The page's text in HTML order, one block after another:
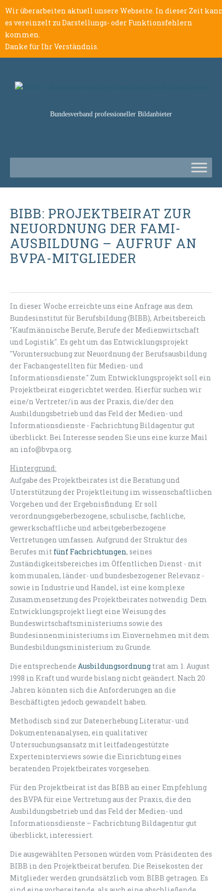
Wir überarbeiten aktuell unsere Webseite. In dieser Zeit
es vereinzelt zu Darstellungs- oder Funktionsfehlern
kommen.
Danke für Ihr Verständnis.
Bundesverband professioneller Bildanbieter
BIBB: PROJEKTBEIRAT ZUR
NEUORDNUNG DER FAMI-
AUSBILDUNG – AUFRUF AN
BVPA-MITGLIEDER
In dieser Woche erreichte uns eine Anfrage aus dem
Bundesinstitut für Berufsbildung (BIBB), Arbeitsbereich
"Kaufmännische Berufe, Berufe der Medienwirtschaft
und Logistik". Es geht um das Entwicklungsprojekt
"Voruntersuchung zur Neuordnung der Berufsausbildung
der Fachangestellten für Medien- und
Informationsdienste." Zum Entwicklungsprojekt soll ein
Projektbeirat eingerichtet werden. Hierfür suchen wir
eine/n Vertreter/in aus der Praxis, die/der den
Ausbildungsbetrieb und das Feld der Medien- und
Informationsdienste - Fachrichtung Bildagentur gut
überblickt. Bei Interesse senden Sie uns eine kurze Mail
an info@bvpa.org.
Hintergrund:
Aufgabe des Projektbeirates ist die Beratung und
Unterstützung der Projektleitung im wissenschaftlichen
Vorgehen und der Ergebnisfindung. Er soll
verordnungsgeberbezogene, schulische, fachliche,
gewerkschaftliche und arbeitgeberbezogene
Vertretungen umfassen. Aufgrund der Struktur des
Berufes mit fünf Fachrichtungen, seines
Zuständigkeitsbereiches im Öffentlichen Dienst - mit
kommunalen, länder- und bundesbezogener Relevanz -
sowie in Industrie und Handel, ist eine komplexe
Zusammensetzung des Projektbeirates notwendig. Dem
Entwicklungsprojekt liegt eine Weisung des
Bundeswirtschaftsministeriums sowie des
Bundesinnenministeriums im Einvernehmen mit dem
Bundesbildungsministerium zu Grunde.
Die entsprechende Ausbildungsordnung trat am 1. August
1998 in Kraft und wurde bislang nicht geändert. Nach 20
Jahren könnten sich die Anforderungen an die
Beschäftigten jedoch gewandelt haben.
Methodisch sind zur Datenerhebung Literatur- und
Dokumentenanalysen, ein qualitativer
Untersuchungsansatz mit leitfadengestützte
Experteninterviews sowie die Einrichtung eines
beratenden Projektbeirates vorgesehen.
Für den Projektbeirat ist das BIBB an einer Empfehlung
des BVPA für eine Vertretung aus der Praxis, die den
Ausbildungsbetrieb und das Feld der Medien- und
Informationsdienste – Fachrichtung Bildagentur gut
überblickt, interessiert.
Die ausgewählten Personen würden vom Präsidenten des
BIBB in den Projektbeirat berufen. Die Reisekosten der
Mitglieder werden grundsätzlich vom BIBB getragen. Es